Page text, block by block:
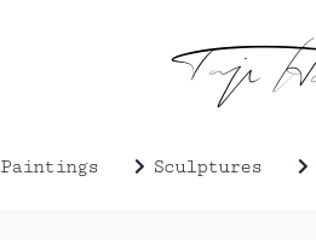
Paintings Sculptures